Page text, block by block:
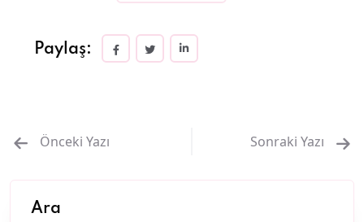
Paylaş:
Önceki Yazı Sonraki Yazı
Ara